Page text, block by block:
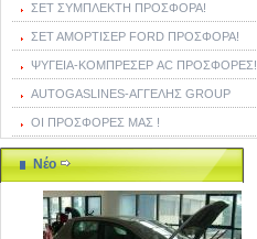
ΣΕΤ ΣΥΜΠΛΕΚΤΗ ΠΡΟΣΦΟΡΑ!
ΣΕΤ ΑΜΟΡΤΙΣΕΡ FORD ΠΡΟΣΦΟΡΑ!
ΨΥΓΕΙΑ-ΚΟΜΠΡΕΣΕΡ AC ΠΡΟΣΦΟΡΕΣ!
AUTOGASLINES-ΑΓΓΕΛΗΣ GROUP
ΟΙ ΠΡΟΣΦΟΡΕΣ ΜΑΣ !
Νέο